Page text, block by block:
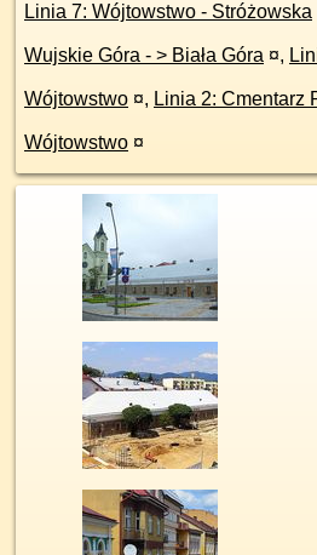
Linia 7: Wójtowstwo - Stróżowska
Wujskie Góra - > Biała Góra ¤,
Wójtowstwo ¤, Linia 2: Cmentarz
Wójtowstwo ¤